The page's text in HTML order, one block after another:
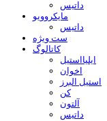
داتیس
مایکروویو
داتیس
ست ویژه
کاتالوگ
ایلیااستیل
اخوان
استیل البرز
کن
آلتون
داتیس